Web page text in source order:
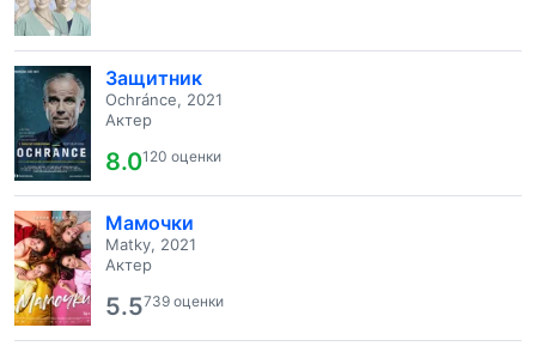
Защитник
Ochránce, 2021
Актер
8.0120 оценки
Мамочки
Matky, 2021
Актер
5.5739 оценки